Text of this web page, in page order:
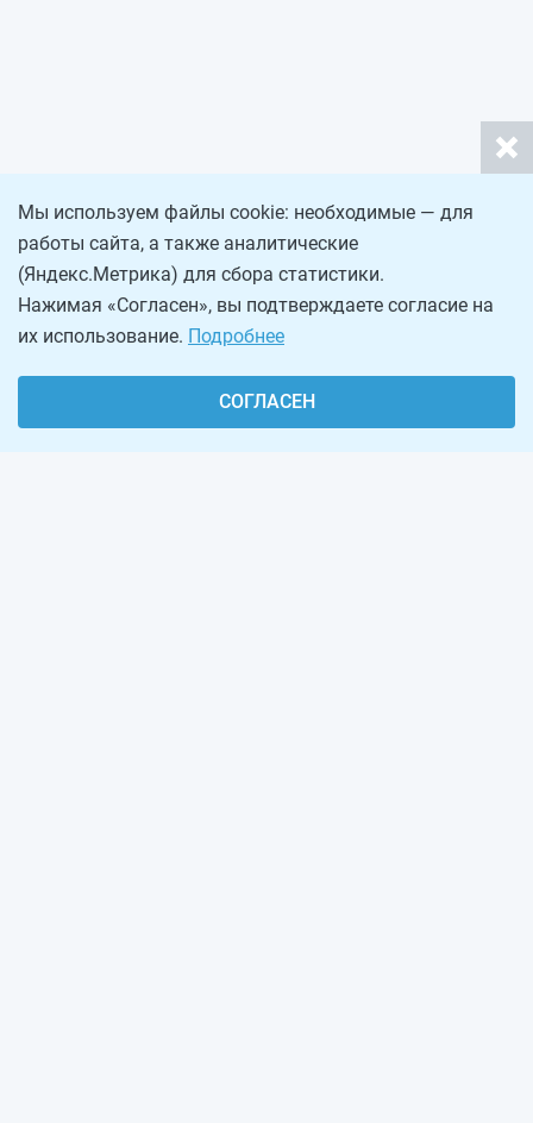
Мы используем файлы cookie: необходимые — для
работы сайта, а также аналитические
(Яндекс.Метрика) для сбора статистики.
Нажимая «Согласен», вы подтверждаете согласие на
их использование. Подробнее
СОГЛАСЕН